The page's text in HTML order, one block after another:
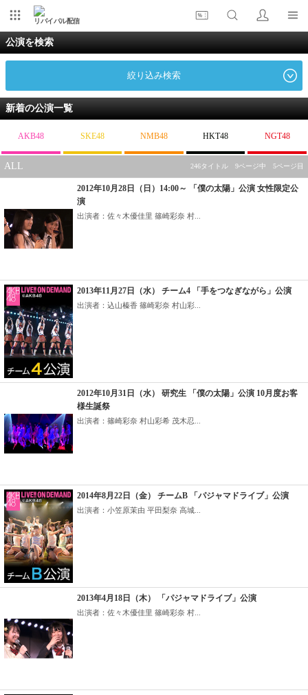
リバイバル配信
公演を検索
絞り込み検索
新着の公演一覧
AKB48 SKE48 NMB48 HKT48 NGT48
ALL 246タイトル 9ページ中 5ページ目
2012年10月28日（日）14:00～ 「僕の太陽」公演 女性限定公
演
出演者：佐々木優佳里 篠崎彩奈 村...
2013年11月27日（水） チーム4 「手をつなぎながら」公演
出演者：込山榛香 篠崎彩奈 村山彩...
2012年10月31日（水） 研究生 「僕の太陽」公演 10月度お客
様生誕祭
出演者：篠崎彩奈 村山彩希 茂木忍...
2014年8月22日（金） チームB 「パジャマドライブ」公演
出演者：小笠原茉由 平田梨奈 高城...
2013年4月18日（木） 「パジャマドライブ」公演
出演者：佐々木優佳里 篠崎彩奈 村...